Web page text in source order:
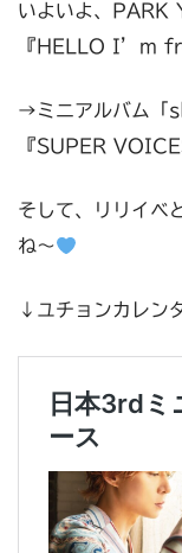
いよいよ、
『HELLO I’m
→ミニアルバム
『SUPER
そして、リリイベ
ね～
↓ユチョンカレン